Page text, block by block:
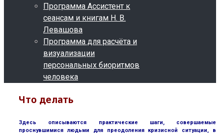
Программа Ассистент к
сеансам и книгам Н. В.
Левашова
Программа для расчёта и
визуализации
персональных биоритмов
человека
Что делать
Здесь описываются практические шаги, совершаемые
проснувшимися людьми для преодоления кризисной ситуации, в